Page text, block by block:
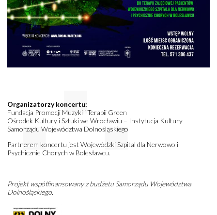
Organizatorzy koncertu:
Fundacja Promocji Muzyki i Terapii Green
Ośrodek Kultury i Sztuki we Wrocławiu – Instytucja Kultury
Samorządu Województwa Dolnośląskiego
Partnerem koncertu jest Wojewódzki Szpital dla Nerwowo i
Psychicznie Chorych w Bolesławcu.
Projekt współfinansowany z budżetu Samorządu Województwa
Dolnośląskiego.